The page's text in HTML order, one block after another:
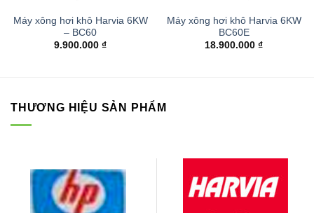
Máy xông hơi khô Harvia 6KW
– BC60
9.900.000 ₫
Máy xông hơi khô Harvia 6KW
BC60E
18.900.000 ₫
THƯƠNG HIỆU SẢN PHẨM